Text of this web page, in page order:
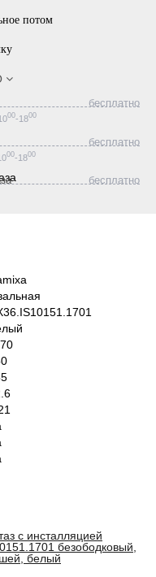
потом
00-1800
бесплатно
00-1800
бесплатно
бесплатно
с инсталляцией
безободковый,
белый